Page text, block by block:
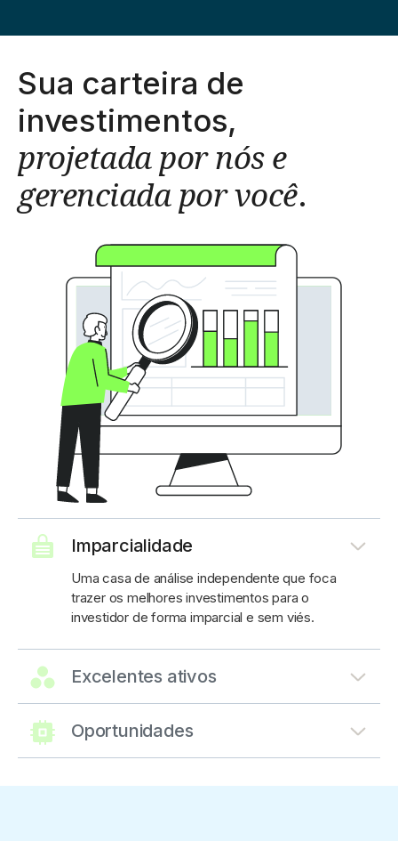
Sua carteira de
investimentos,
projetada por nós e
gerenciada por você.
Imparcialidade
Uma casa de análise independente que foca
trazer os melhores investimentos para o
investidor de forma imparcial e sem viés.
Excelentes ativos
Baseado em fundamentação de profissionais
certificados.
Oportunidades
Em todos os ciclos de mercado.